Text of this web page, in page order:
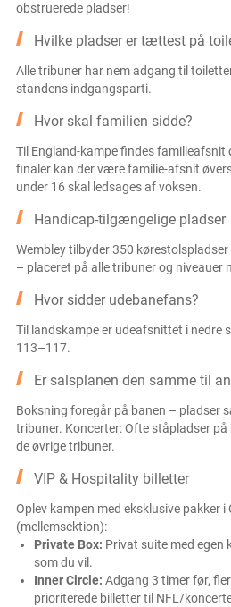
obstruerede pladser!
Hvilke pladser er tættest på
Alle tribuner har nem adgang til
standens indgangsparti.
Hvor skal familien sidde?
Til England-kampe findes familieafsnit
finaler kan der være familie-afsnit
under 16 skal ledsages af voksen.
Handicap-tilgængelige pladser
Wembley tilbyder 350
– placeret på alle tribuner og niveauer
Hvor sidder udebanefans?
Til landskampe er udeafsnittet i nedre
113–117.
Er salsplanen den samme til
Boksning foregår på banen – pladser
tribuner. Koncerter: Ofte ståpladser
de øvrige tribuner.
VIP & Hospitality billetter
Oplev kampen med eksklusive pakker i
(mellemsektion):
Private Box: Privat suite med egen
som du vil.
Inner Circle: Adgang 3 timer før,
prioriterede billetter til NFL/